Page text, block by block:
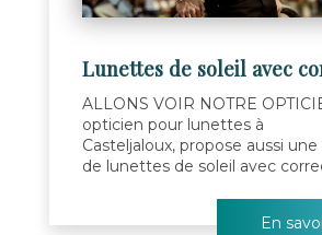
Lunettes de soleil avec
ALLONS VOIR NOTRE
opticien pour lunettes à
Casteljaloux, propose aussi
de lunettes de soleil avec
En